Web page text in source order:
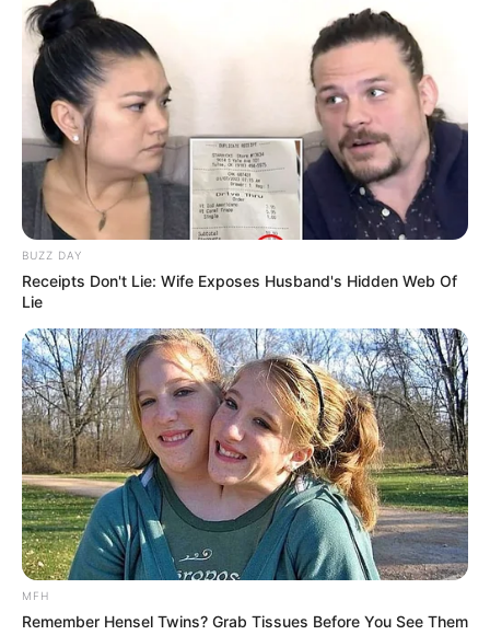
Langka Banget! 10 Pose Lucu
Katak yang Bikin Ketawa
Gemes
Ambyar! 10 Kalimat Baper
Pakai Bahasa Jawa Ini Bikin
Galau Abis
BUZZ DAY
Receipts Don't Lie: Wife Exposes Husband's Hidden Web Of
Lie
MFH
Remember Hensel Twins? Grab Tissues Before You See Them